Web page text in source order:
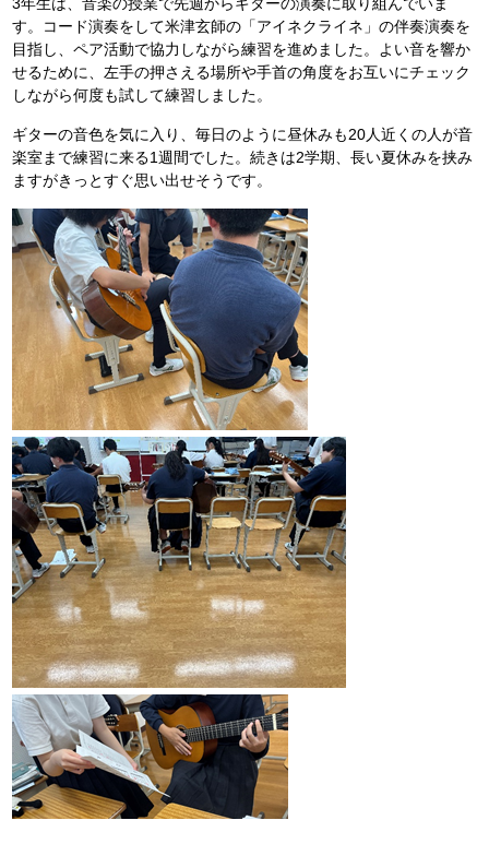
3年生は、音楽の授業で先週からギターの演奏に取り組んでいま
す。コード演奏をして米津玄師の「アイネクライネ」の伴奏演奏を
目指し、ペア活動で協力しながら練習を進めました。よい音を響か
せるために、左手の押さえる場所や手首の角度をお互いにチェック
しながら何度も試して練習しました。
ギターの音色を気に入り、毎日のように昼休みも20人近くの人が音
楽室まで練習に来る1週間でした。続きは2学期、長い夏休みを挟み
ますがきっとすぐ思い出せそうです。